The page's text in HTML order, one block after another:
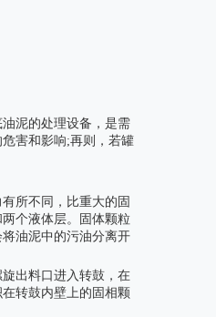
泥的处理设备，是需
害和影响;再则，若罐
所不同，比重大的固
个液体层。固体颗粒
油泥中的污油分离开
出料口进入转鼓，在
转鼓内壁上的固相颗